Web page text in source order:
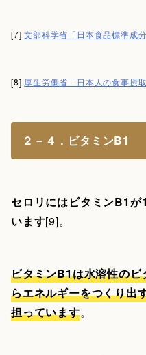
[7]文部科学省「日本食品標準成
[8] 厚生労働省「日本人の食事摂
２－４．ビタミンB1
セロリにはビタミンB1
います[9]。
ビタミンB1は水溶性の
らエネルギーをつくり出
担っています。